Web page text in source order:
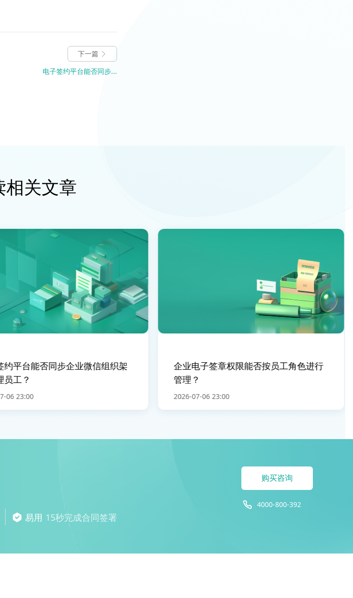
下一篇
电子签约平台能否同步...
相关文章
平台能否同步企业微信组织架
工？
23:00
企业电子签章权限能否按员工角色进行
管理？
2026-07-06 23:00
易用 15秒完成合同签署
购买咨询
4000-800-392